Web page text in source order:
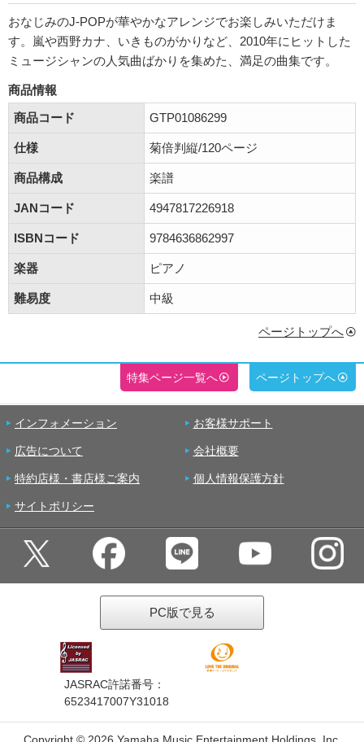
おなじみのJ-POPが華やかなアレンジでお楽しみいただけま
す。嵐や西野カナ、いきものがかりなど、2010年にヒットした
ミュージシャンの人気曲ばかりを集めた、満足の曲集です。
商品情報
商品コード
GTP01086299
仕様 菊倍判縦/120ページ
商品構成 楽譜
JANコード 4947817226918
ISBNコード 9784636862997
楽器 ピアノ
難易度 中級
ページトップへ
特集ページ一覧へ ページトップへ
インフォメーション お客様サポート
広告について 会社概要
特約店様・書店様ご案内 個人情報保護方針
サイトポリシー
PC版で見る
JASRAC許諾番号：
6523417007Y31018